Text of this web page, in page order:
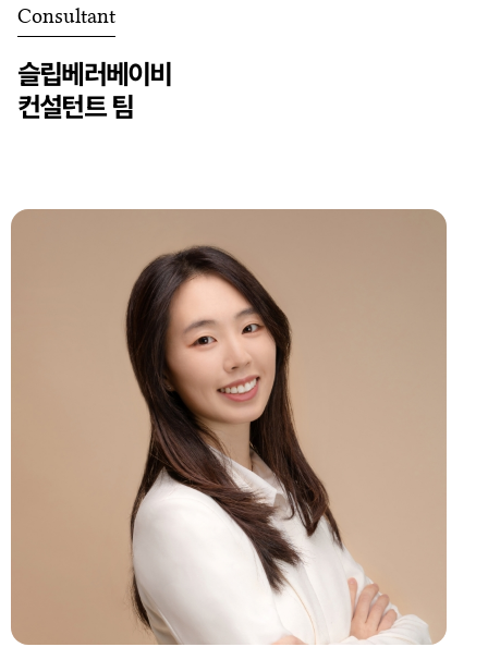
Consultant
슬립베러베이비
컨설턴트 팀